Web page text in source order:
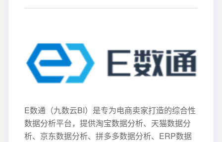
E数通（九数云BI）是专为电商卖家打造的综合性
数据分析平台，提供淘宝数据分析、天猫数据分
析、京东数据分析、拼多多数据分析、ERP数据